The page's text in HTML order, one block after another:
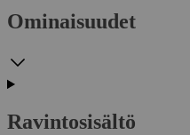
Ominaisuudet
Ravintosisältö